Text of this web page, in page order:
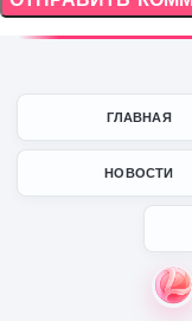
ГЛАВНАЯ
НОВОСТИ